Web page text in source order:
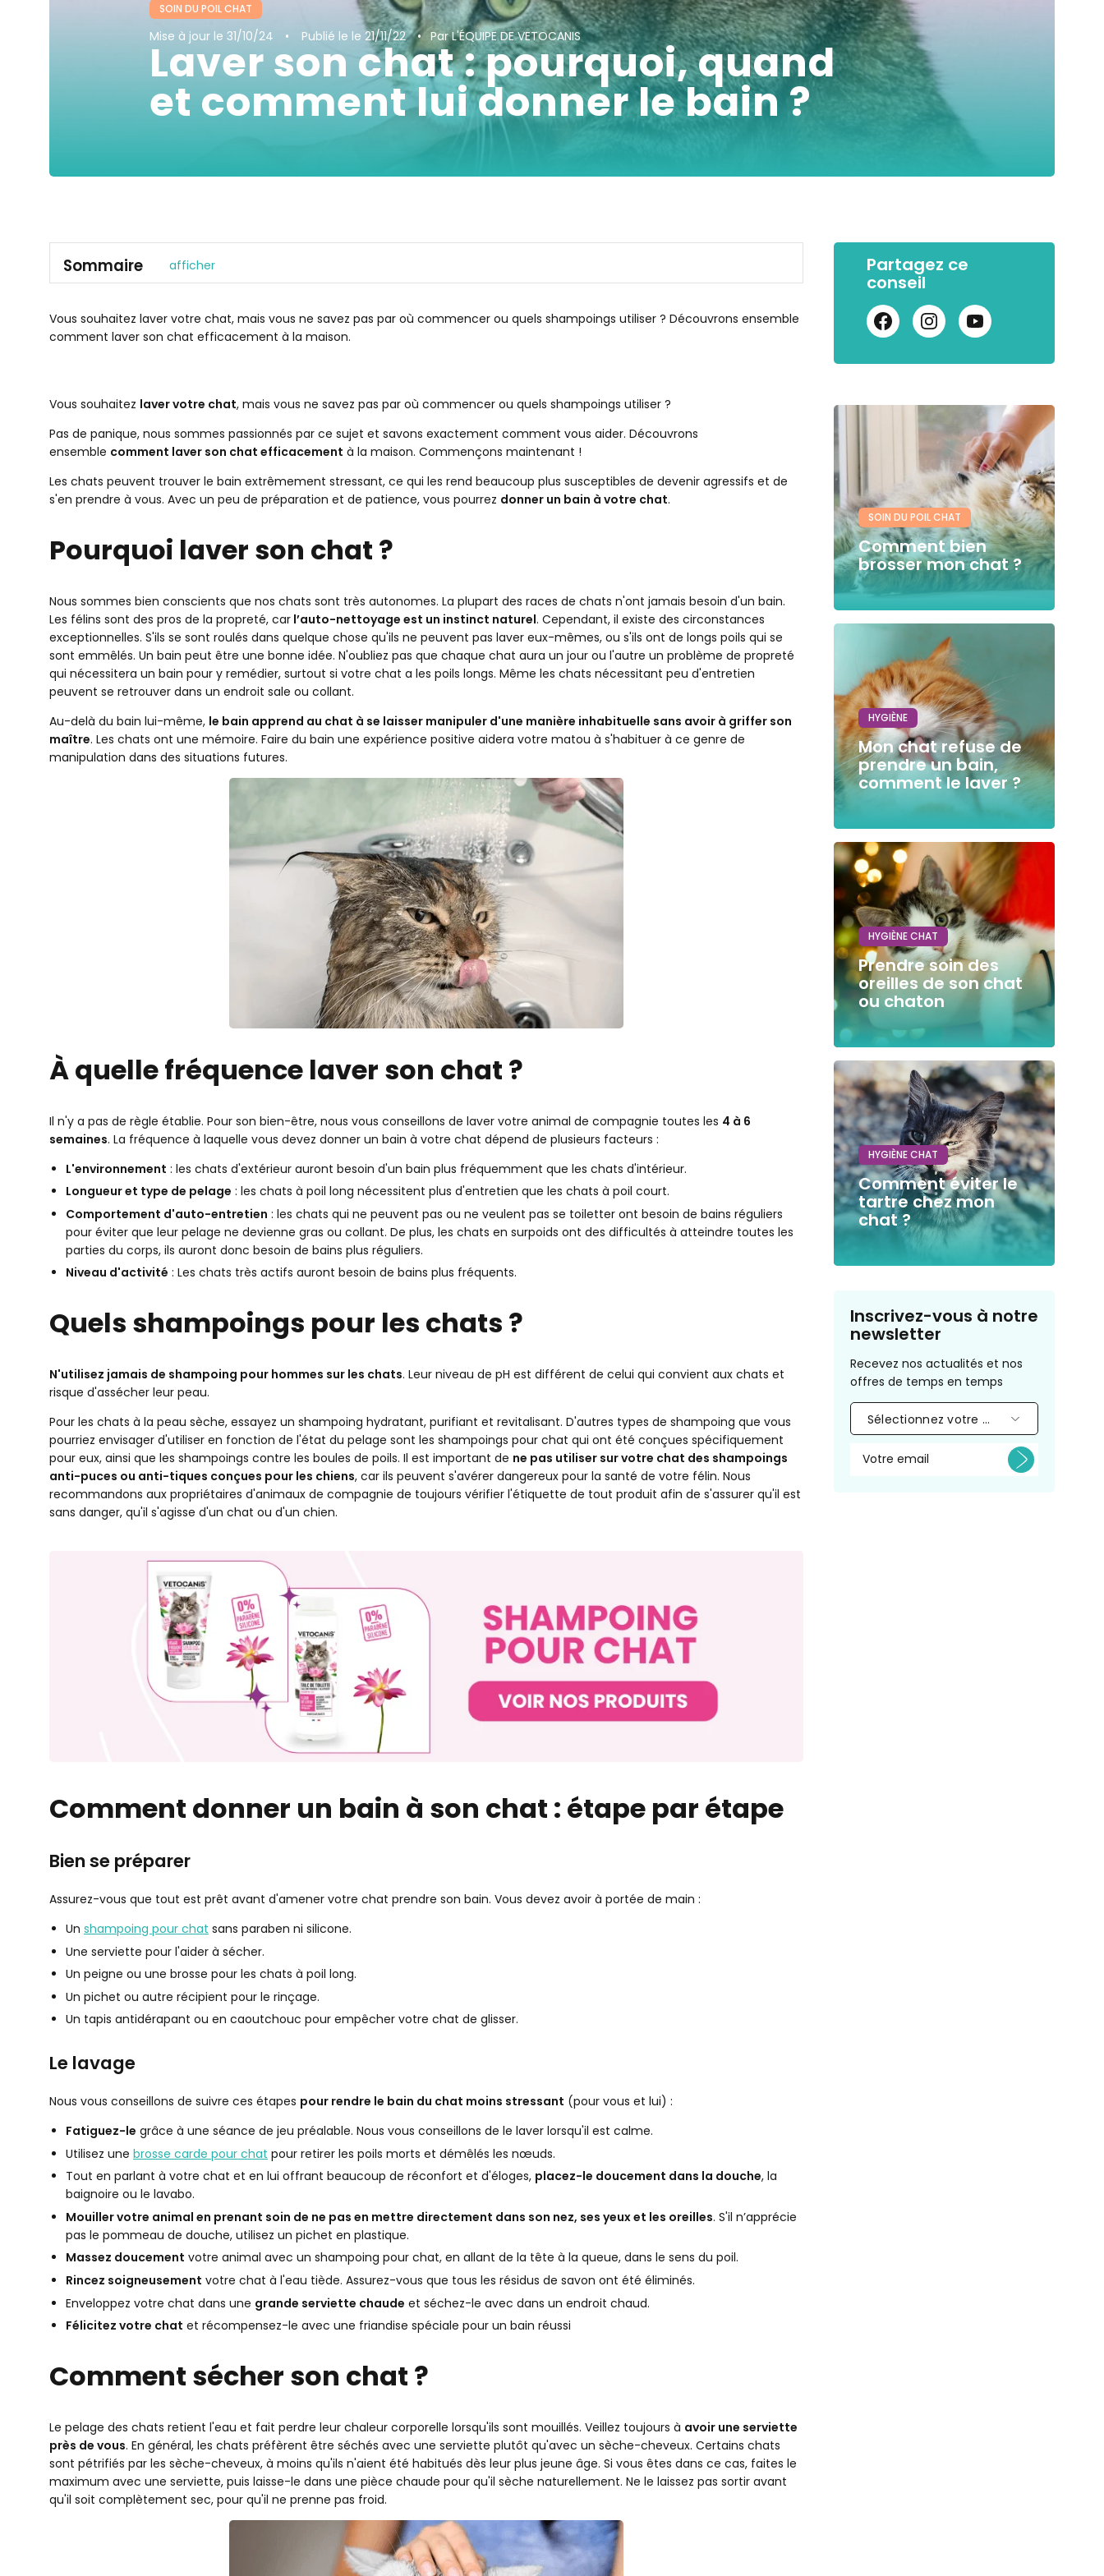
SOIN DU POIL CHAT
Mise à jour le 31/10/24 Publié le le 21/11/22 Par L'ÉQUIPE DE VETOCANIS
Laver son chat : pourquoi, quand
et comment lui donner le bain ?
Sommaire
afficher
À quelle fréquence laver son chat ?
Quels shampoings pour les chats ?
Le lavage
Mon chat déteste l'eau : alternatives pour laver son chat sans eau
Vous souhaitez laver votre chat, mais vous ne savez pas par où commencer ou quels shampoings utiliser ? Découvrons ensemble
comment laver son chat efficacement à la maison.
Vous souhaitez laver votre chat, mais vous ne savez pas par où commencer ou quels shampoings utiliser ?
Pas de panique, nous sommes passionnés par ce sujet et savons exactement comment vous aider. Découvrons
ensemble comment laver son chat efficacement à la maison. Commençons maintenant !
Les chats peuvent trouver le bain extrêmement stressant, ce qui les rend beaucoup plus susceptibles de devenir agressifs et de
s'en prendre à vous. Avec un peu de préparation et de patience, vous pourrez donner un bain à votre chat.
Pourquoi laver son chat ?
Nous sommes bien conscients que nos chats sont très autonomes. La plupart des races de chats n'ont jamais besoin d'un bain.
Les félins sont des pros de la propreté, car l’auto-nettoyage est un instinct naturel. Cependant, il existe des circonstances
exceptionnelles. S'ils se sont roulés dans quelque chose qu'ils ne peuvent pas laver eux-mêmes, ou s'ils ont de longs poils qui se
sont emmêlés. Un bain peut être une bonne idée. N'oubliez pas que chaque chat aura un jour ou l'autre un problème de propreté
qui nécessitera un bain pour y remédier, surtout si votre chat a les poils longs. Même les chats nécessitant peu d'entretien
peuvent se retrouver dans un endroit sale ou collant.
Au-delà du bain lui-même, le bain apprend au chat à se laisser manipuler d'une manière inhabituelle sans avoir à griffer son
maître. Les chats ont une mémoire. Faire du bain une expérience positive aidera votre matou à s'habituer à ce genre de
manipulation dans des situations futures.
À quelle fréquence laver son chat ?
Il n'y a pas de règle établie. Pour son bien-être, nous vous conseillons de laver votre animal de compagnie toutes les 4 à 6
semaines. La fréquence à laquelle vous devez donner un bain à votre chat dépend de plusieurs facteurs :
L'environnement : les chats d'extérieur auront besoin d'un bain plus fréquemment que les chats d'intérieur.
Longueur et type de pelage : les chats à poil long nécessitent plus d'entretien que les chats à poil court.
Comportement d'auto-entretien : les chats qui ne peuvent pas ou ne veulent pas se toiletter ont besoin de bains réguliers
pour éviter que leur pelage ne devienne gras ou collant. De plus, les chats en surpoids ont des difficultés à atteindre toutes les
parties du corps, ils auront donc besoin de bains plus réguliers.
Niveau d'activité : Les chats très actifs auront besoin de bains plus fréquents.
Quels shampoings pour les chats ?
N'utilisez jamais de shampoing pour hommes sur les chats. Leur niveau de pH est différent de celui qui convient aux chats et
risque d'assécher leur peau.
Pour les chats à la peau sèche, essayez un shampoing hydratant, purifiant et revitalisant. D'autres types de shampoing que vous
pourriez envisager d'utiliser en fonction de l'état du pelage sont les shampoings pour chat qui ont été conçues spécifiquement
pour eux, ainsi que les shampoings contre les boules de poils. Il est important de ne pas utiliser sur votre chat des shampoings
anti-puces ou anti-tiques conçues pour les chiens, car ils peuvent s'avérer dangereux pour la santé de votre félin. Nous
recommandons aux propriétaires d'animaux de compagnie de toujours vérifier l'étiquette de tout produit afin de s'assurer qu'il est
sans danger, qu'il s'agisse d'un chat ou d'un chien.
Comment donner un bain à son chat : étape par étape
Bien se préparer
Assurez-vous que tout est prêt avant d'amener votre chat prendre son bain. Vous devez avoir à portée de main :
Un shampoing pour chat sans paraben ni silicone.
Une serviette pour l'aider à sécher.
Un peigne ou une brosse pour les chats à poil long.
Un pichet ou autre récipient pour le rinçage.
Un tapis antidérapant ou en caoutchouc pour empêcher votre chat de glisser.
Le lavage
Nous vous conseillons de suivre ces étapes pour rendre le bain du chat moins stressant (pour vous et lui) :
Fatiguez-le grâce à une séance de jeu préalable. Nous vous conseillons de le laver lorsqu'il est calme.
Utilisez une brosse carde pour chat pour retirer les poils morts et démêlés les nœuds.
Tout en parlant à votre chat et en lui offrant beaucoup de réconfort et d'éloges, placez-le doucement dans la douche, la
baignoire ou le lavabo.
Mouiller votre animal en prenant soin de ne pas en mettre directement dans son nez, ses yeux et les oreilles. S'il n’apprécie
pas le pommeau de douche, utilisez un pichet en plastique.
Massez doucement votre animal avec un shampoing pour chat, en allant de la tête à la queue, dans le sens du poil.
Rincez soigneusement votre chat à l'eau tiède. Assurez-vous que tous les résidus de savon ont été éliminés.
Enveloppez votre chat dans une grande serviette chaude et séchez-le avec dans un endroit chaud.
Félicitez votre chat et récompensez-le avec une friandise spéciale pour un bain réussi
Comment sécher son chat ?
Le pelage des chats retient l'eau et fait perdre leur chaleur corporelle lorsqu'ils sont mouillés. Veillez toujours à avoir une serviette
près de vous. En général, les chats préfèrent être séchés avec une serviette plutôt qu'avec un sèche-cheveux. Certains chats
sont pétrifiés par les sèche-cheveux, à moins qu'ils n'aient été habitués dès leur plus jeune âge. Si vous êtes dans ce cas, faites le
maximum avec une serviette, puis laisse-le dans une pièce chaude pour qu'il sèche naturellement. Ne le laissez pas sortir avant
qu'il soit complètement sec, pour qu'il ne prenne pas froid.
Partagez ce
conseil
SOIN DU POIL CHAT
Comment bien
brosser mon chat ?
HYGIÈNE
Mon chat refuse de
prendre un bain,
comment le laver ?
HYGIÈNE CHAT
Prendre soin des
oreilles de son chat
ou chaton
HYGIÈNE CHAT
Comment éviter le
tartre chez mon
chat ?
Inscrivez-vous à notre
newsletter
Recevez nos actualités et nos
offres de temps en temps
Sélectionnez votre animal